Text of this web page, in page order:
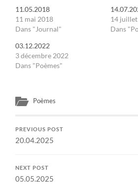
11.05.2018
11 mai 2018
Dans "Journal"
14
Dans
03.12.2022
3 décembre 2022
Dans "Poèmes"
Poèmes
PREVIOUS POST
20.04.2025
NEXT POST
05.05.2025